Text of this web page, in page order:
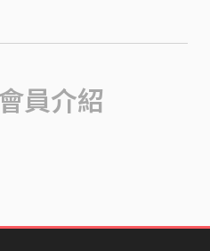
員介紹